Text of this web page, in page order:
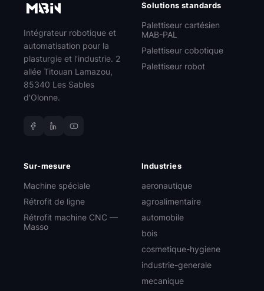
Intégrateur robotique et
automatisation pour la
plasturgie et l'industrie. 2
allée Titouan Lamazou,
85340 Les Sables
d'Olonne.
Solutions standards
Palettiseur cartésien
MAB-PAL
Palettiseur cobotique
Palettiseur robot
Sur-mesure
Machine spéciale
Rétrofit de ligne
Rétrofit machine CNC —
Masso
Industries
aeronautique
agroalimentaire
automobile
bois
cosmetique-hygiene
industrie-generale
mecanique